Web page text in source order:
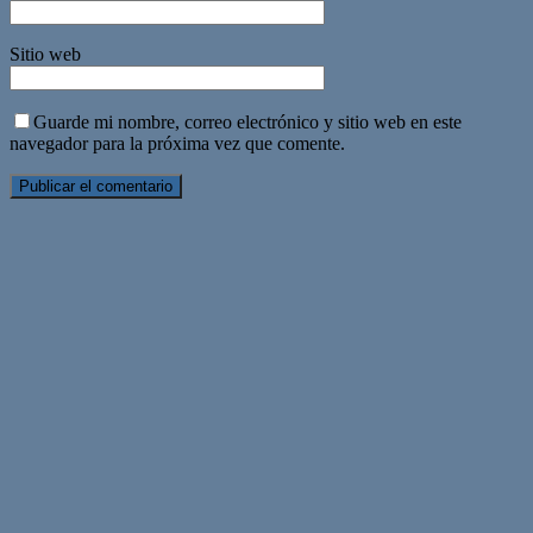
Sitio web
Guarde mi nombre, correo electrónico y sitio web en este
navegador para la próxima vez que comente.